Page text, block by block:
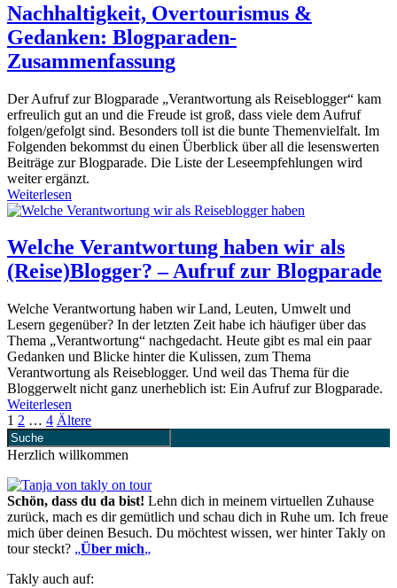
Nachhaltigkeit, Overtourismus &
Gedanken: Blogparaden-
Zusammenfassung
Der Aufruf zur Blogparade „Verantwortung als Reiseblogger“ kam
erfreulich gut an und die Freude ist groß, dass viele dem Aufruf
folgen/gefolgt sind. Besonders toll ist die bunte Themenvielfalt. Im
Folgenden bekommst du einen Überblick über all die lesenswerten
Beiträge zur Blogparade. Die Liste der Leseempfehlungen wird
weiter ergänzt.
Weiterlesen
Welche Verantwortung haben wir als
(Reise)Blogger? – Aufruf zur Blogparade
Welche Verantwortung haben wir Land, Leuten, Umwelt und
Lesern gegenüber? In der letzten Zeit habe ich häufiger über das
Thema „Verantwortung“ nachgedacht. Heute gibt es mal ein paar
Gedanken und Blicke hinter die Kulissen, zum Thema
Verantwortung als Reiseblogger. Und weil das Thema für die
Bloggerwelt nicht ganz unerheblich ist: Ein Aufruf zur Blogparade.
Weiterlesen
1 2 … 4 Ältere
Herzlich willkommen
Schön, dass du da bist! Lehn dich in meinem virtuellen Zuhause
zurück, mach es dir gemütlich und schau dich in Ruhe um. Ich freue
mich über deinen Besuch. Du möchtest wissen, wer hinter Takly on
tour steckt? „Über mich„
Takly auch auf: